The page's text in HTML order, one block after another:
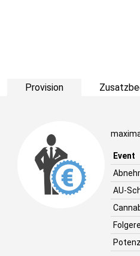
Provision
Event
AU-
Potenz